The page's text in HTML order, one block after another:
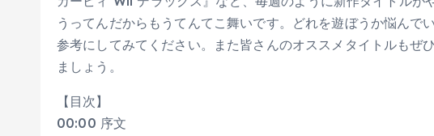
うってんだからもうてんてこ舞いです。どれを遊ぼうか悩んで
参考にしてみてください。また皆さんのオススメタイトルもぜ
ましょう。
【目次】
00:00 序文